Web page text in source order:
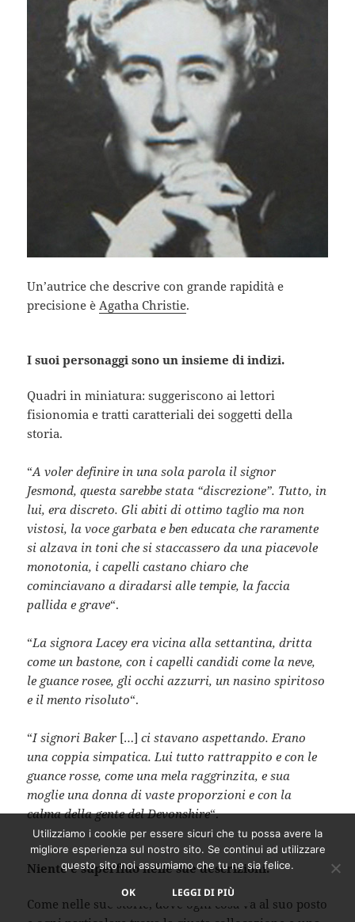
Un’autrice che descrive con grande rapidità e
precisione èAgatha Christie.
I suoi personaggi sono un insieme di indizi.
Quadri in miniatura: suggeriscono ai lettori
fisionomia e tratti caratteriali dei soggetti della
storia.
“A voler definire in una sola parola il signor
Jesmond, questa sarebbe stata “discrezione”. Tutto, in
lui, era discreto. Gli abiti di ottimo taglio ma non
vistosi, la voce garbata e ben educata che raramente
si alzava in toni che si staccassero da una piacevole
monotonia, i capelli castano chiaro che
cominciavano a diradarsi alle tempie, la faccia
pallida e grave“.
“La signora Lacey era vicina alla settantina, dritta
come un bastone, con i capelli candidi come la neve,
le guance rosee, gli occhi azzurri, un nasino spiritoso
e il mento risoluto“.
“I signori Baker […]ci stavano aspettando. Erano
una coppia simpatica. Lui tutto rattrappito e con le
guance rosse, come una mela raggrinzita, e sua
moglie una donna di vaste proporzioni e con la
calma della gente del Devonshire“.
Niente è superfluo nelle sue descrizioni.
Come nelle sue storie, dove ogni cosa va al suo posto
Utilizziamo i cookie per essere sicuri che tu possa avere la
migliore esperienza sul nostro sito. Se continui ad utilizzare
questo sito noi assumiamo che tu ne sia felice.
OK LEGGI DI PIÙ